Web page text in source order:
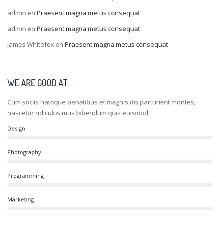
admin en Praesent magna metus consequat
admin en Praesent magna metus consequat
James Whitefox en Praesent magna metus consequat
WE ARE GOOD AT
Cum sociis natoque penatibus et magnis dis parturient montes,
nascetur ridiculus mus bibendum quis euismod.
Design
Photography
Programming
Marketing